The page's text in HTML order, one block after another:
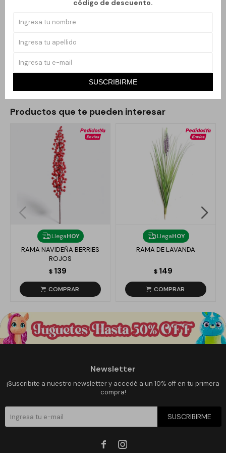
código de descuento.
SUSCRIBIRME
Esta versión tradicional está pensada para aportar un acento
cálido y elegante a cualquier ambiente. Su diseño realista y su
en arreglos decorativos, o para complementar la decoración del
árbol y otros rincones del hogar.
Productos que te pueden interesar
LlegaHOY
RAMA NAVIDEÑA BERRIES
ROJOS
$ 139
LlegaHOY
RAMA DE LAVANDA
$ 149
Newsletter
¡Suscribite a nuestro newsletter y accedé a un 10% off en tu primera
compra!
SUSCRIBIRME
 